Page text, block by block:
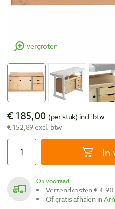
vergroten
€ 185,00 (per stuk) incl. btw
€ 152,89 excl. btw
In
Op voorraad
Verzendkosten € 4,90
Of gratis afhalen in